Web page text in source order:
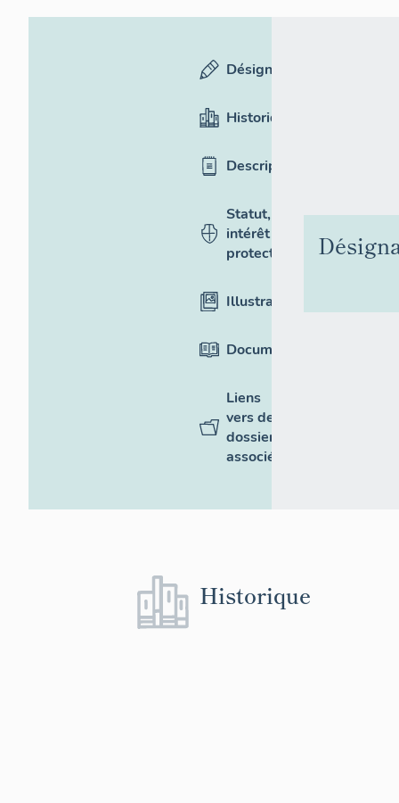
Désignation
Historique
Description
Statut,
intérêt et
protection
Illustrations
Documentation
Liens
vers des
dossiers
associés
Historique